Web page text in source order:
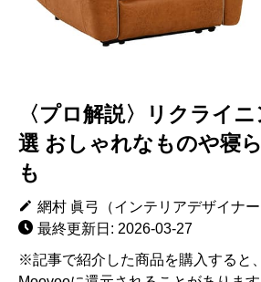
〈プロ解説〉リクライ
選 おしゃれなものや寝
も
網村 眞弓（インテリアデザイナー
最終更新日: 2026-03-27
※記事で紹介した商品を購入すると